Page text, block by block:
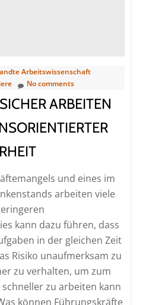
fünf
Schritten
zu
einem
ordentlichen
Arbeitsplatz
Arbeitswissenschaft
No comments
ARBEITEN
und eines im
arbeiten viele
kann dazu führen, dass
in der gleichen Zeit
Risiko unaufmerksam zu
zu verhalten, um zum
zu arbeiten kann
können Führungskräfte